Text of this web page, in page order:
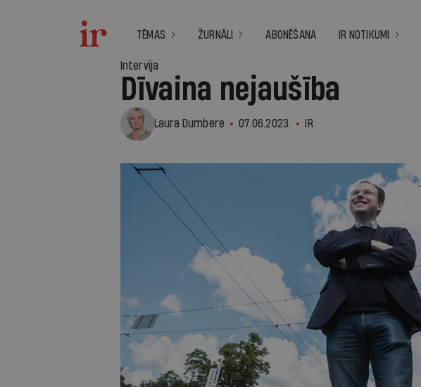
TĒMAS ŽURNĀLI ABONĒŠANA IR NOTIKUMI
Intervija
Dīvaina nejaušība
Laura Dumbere 07.06.2023. IR